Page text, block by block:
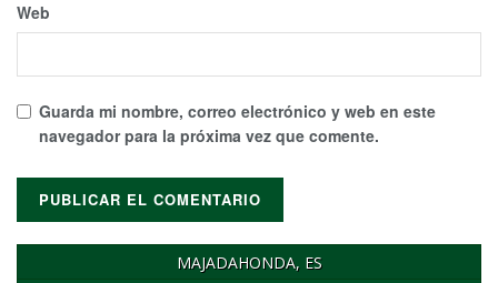
Web
Guarda mi nombre, correo electrónico y web en este
navegador para la próxima vez que comente.
MAJADAHONDA, ES